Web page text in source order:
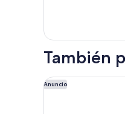
Temptation
Desire
Pearl,
Couples
the
Package
Temptation
+
También
Anuncio
Hilton Cancun, an